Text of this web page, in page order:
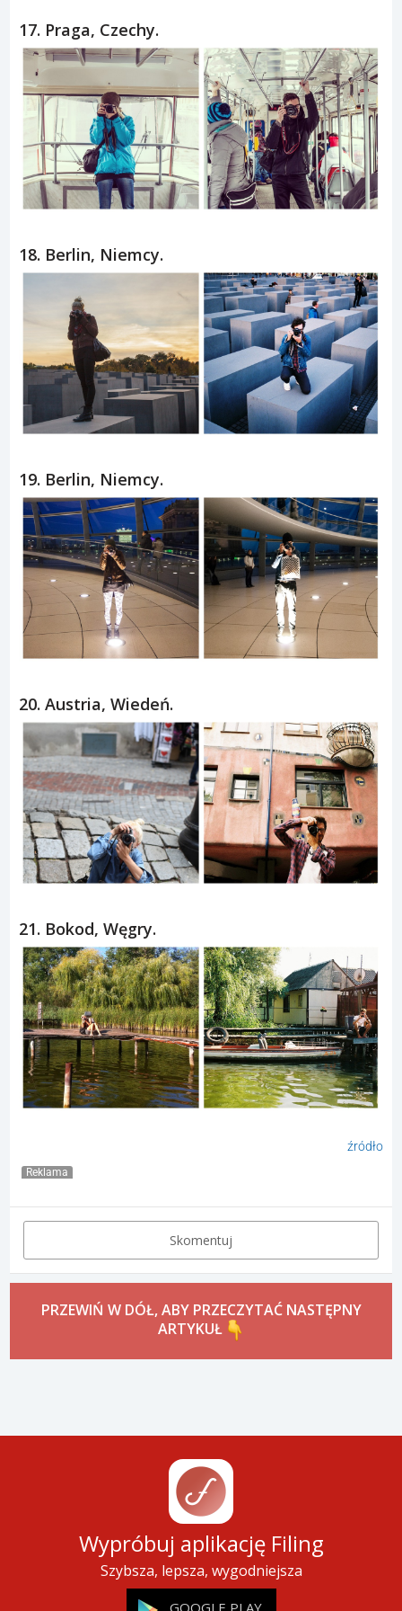
17. Praga, Czechy.
18. Berlin, Niemcy.
19. Berlin, Niemcy.
20. Austria, Wiedeń.
21. Bokod, Węgry.
źródło
Reklama
Skomentuj
PRZEWIŃ W DÓŁ, ABY PRZECZYTAĆ NASTĘPNY
ARTYKUŁ
Wypróbuj aplikację Filing
Szybsza, lepsza, wygodniejsza